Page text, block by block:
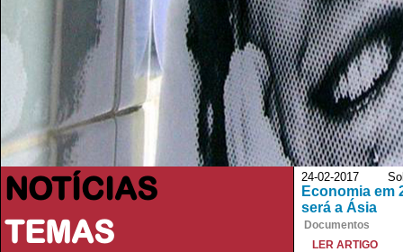
NOTÍCIAS
TEMAS
24-02-2017
Economia em
será a Ásia
Documentos
LER ARTIGO